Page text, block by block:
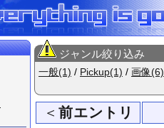
ジャンル絞り込み
一般(1) / Pickup(1) / 画像(6)
＜ 前エントリ